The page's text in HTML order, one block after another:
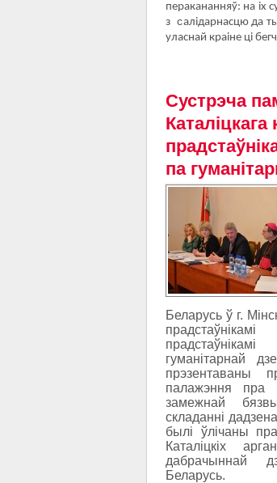
перакананняў: на іх
з салідарнасцюда
уласнай краіне ці
Сустрэча
Каталіцкага
па
Беларусь ў г.
гуманітарнай
прэзентаваны
палажэння пра
замежнай
складанні
былі ўлічаны
Каталіцкіх
дабрачыннай
Беларусь.